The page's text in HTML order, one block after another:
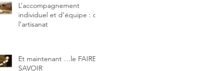
L’accompagnement
individuel et d’équipe : de
l’artisanat
Et maintenant …le FAIRE-
SAVOIR